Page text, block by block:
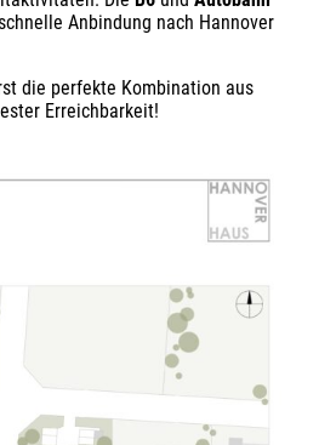
Anbindung nach Hannover
die perfekte Kombination aus
Erreichbarkeit!